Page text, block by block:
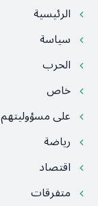
الرئيسية
سياسة
الحرب
خاص
على مسؤوليتهم
رياضة
اقتصاد
متفرقات